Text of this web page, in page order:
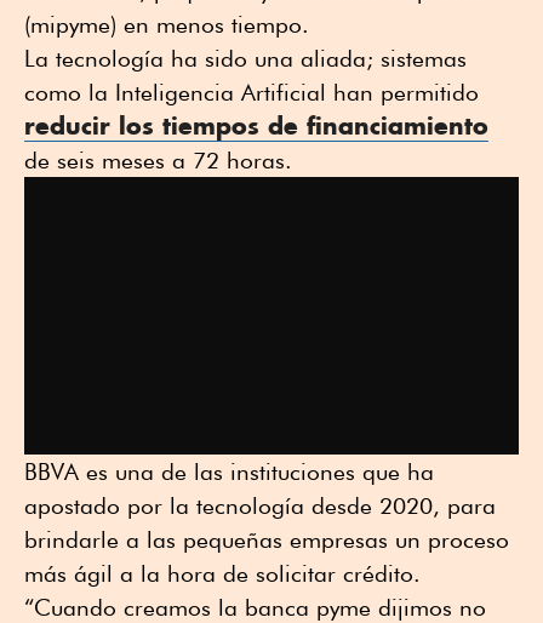
(mipyme) en menos tiempo.
La tecnología ha sido una aliada; sistemas
como la Inteligencia Artificial han permitido
reducir los tiempos de financiamiento
de seis meses a 72 horas.
BBVA es una de las instituciones que ha
apostado por la tecnología desde 2020, para
brindarle a las pequeñas empresas un proceso
más ágil a la hora de solicitar crédito.
“Cuando creamos la banca pyme dijimos no